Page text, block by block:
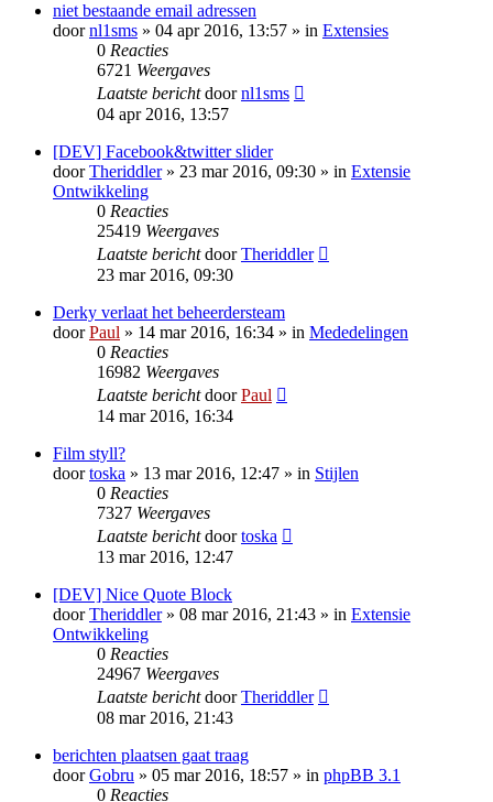
niet bestaande email adressen
doornl1sms » 04 apr 2016, 13:57 » in Extensies
0 Reacties
6721 Weergaves
Laatste berichtdoornl1sms
04 apr 2016, 13:57
[DEV] Facebook&twitter slider
doorTheriddler» 23 mar 2016, 09:30 » in Extensie
Ontwikkeling
0 Reacties
25419 Weergaves
Laatste berichtdoorTheriddler
23 mar 2016, 09:30
Derky verlaat het beheerdersteam
doorPaul » 14 mar 2016, 16:34 » in Mededelingen
0 Reacties
16982 Weergaves
Laatste berichtdoorPaul
14 mar 2016, 16:34
Film styll?
doortoska » 13 mar 2016, 12:47 » in Stijlen
0 Reacties
7327 Weergaves
Laatste berichtdoortoska
13 mar 2016, 12:47
[DEV] Nice Quote Block
doorTheriddler» 08 mar 2016, 21:43 » in Extensie
Ontwikkeling
0 Reacties
24967 Weergaves
Laatste berichtdoorTheriddler
08 mar 2016, 21:43
berichten plaatsen gaat traag
doorGobru » 05 mar 2016, 18:57 » in phpBB 3.1
0 Reacties